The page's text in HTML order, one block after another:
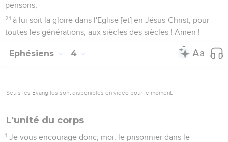
pensons,
21 à lui soit la gloire dans l'Eglise [et] en Jésus-Christ, pour
toutes les générations, aux siècles des siècles ! Amen !
Ephésiens 4
Seuls les Évangiles sont disponibles en vidéo pour le moment.
L'unité du corps
1 Je vous encourage donc, moi, le prisonnier dans le